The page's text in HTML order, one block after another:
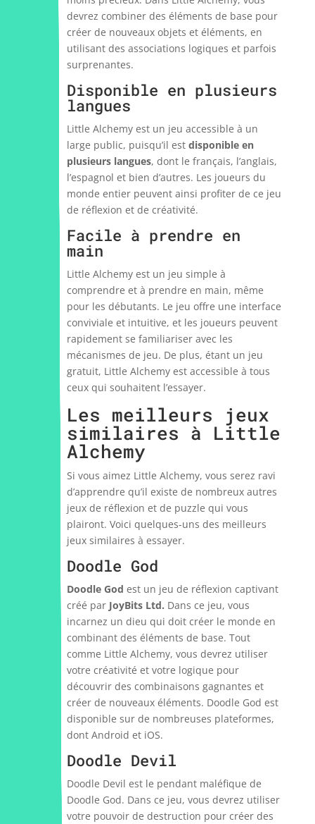
devrez combiner des éléments de base pour
créer de nouveaux objets et éléments, en
utilisant des associations logiques et parfois
surprenantes.
Disponible en plusieurs
langues
Little Alchemy est un jeu accessible à un
large public, puisqu’il est disponible en
plusieurs langues, dont le français, l’anglais,
l’espagnol et bien d’autres. Les joueurs du
monde entier peuvent ainsi profiter de ce jeu
de réflexion et de créativité.
Facile à prendre en
main
Little Alchemy est un jeu simple à
comprendre et à prendre en main, même
pour les débutants. Le jeu offre une interface
conviviale et intuitive, et les joueurs peuvent
rapidement se familiariser avec les
mécanismes de jeu. De plus, étant un jeu
gratuit, Little Alchemy est accessible à tous
ceux qui souhaitent l’essayer.
Les meilleurs jeux
similaires à Little
Alchemy
Si vous aimez Little Alchemy, vous serez ravi
d’apprendre qu’il existe de nombreux autres
jeux de réflexion et de puzzle qui vous
plairont. Voici quelques-uns des meilleurs
jeux similaires à essayer.
Doodle God
Doodle God est un jeu de réflexion captivant
créé par JoyBits Ltd. Dans ce jeu, vous
incarnez un dieu qui doit créer le monde en
combinant des éléments de base. Tout
comme Little Alchemy, vous devrez utiliser
votre créativité et votre logique pour
découvrir des combinaisons gagnantes et
créer de nouveaux éléments. Doodle God est
disponible sur de nombreuses plateformes,
dont Android et iOS.
Doodle Devil
Doodle Devil est le pendant maléfique de
Doodle God. Dans ce jeu, vous devrez utiliser
votre pouvoir de destruction pour créer des